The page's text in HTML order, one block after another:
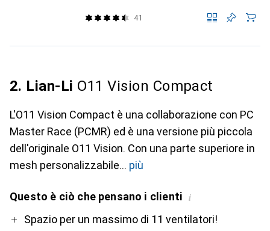
41
2. Lian-Li O11 Vision Compact
L'O11 Vision Compact è una collaborazione con PC
Master Race (PCMR) ed è una versione più piccola
dell'originale O11 Vision. Con una parte superiore in
mesh personalizzabile
più
Questo è ciò che pensano i clienti i
ProSpazio per un massimo di 11 ventilatori!
Contro